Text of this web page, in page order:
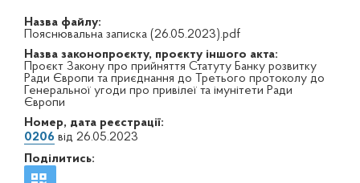
Назва файлу:
Пояснювальна записка (26.05.2023).pdf
Назва законопроєкту, проєкту іншого акта:
Проєкт Закону про прийняття Статуту Банку розвитку
Ради Європи та приєднання до Третього протоколу до
Генеральної угоди про привілеї та імунітети Ради
Європи
Номер, дата реєстрації:
0206 від 26.05.2023
Поділитись: